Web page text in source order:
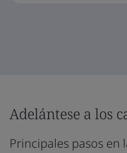
Adelántese a los
Principales pasos en